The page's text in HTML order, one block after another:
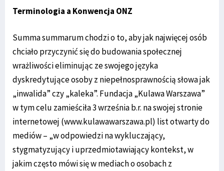
Terminologia a Konwencja ONZ
Summa summarum chodzi o to, aby jak najwięcej osób
chciało przyczynić się do budowania społecznej
wrażliwości eliminując ze swojego języka
dyskredytujące osoby z niepełnosprawnością słowa jak
„inwalida” czy „kaleka”. Fundacja „Kulawa Warszawa”
w tym celu zamieściła 3 września b.r. na swojej stronie
internetowej (www.kulawawarszawa.pl) list otwarty do
mediów – „w odpowiedzi na wykluczający,
stygmatyzujący i uprzedmiotawiający kontekst, w
jakim często mówi się w mediach o osobach z